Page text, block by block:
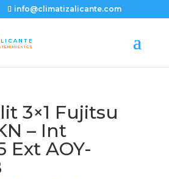
info@climatizalicante.com
3×1 Fujitsu
– Int
Ext AOY-